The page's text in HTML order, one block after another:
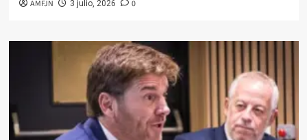
AMFJN 3 julio, 2026 0